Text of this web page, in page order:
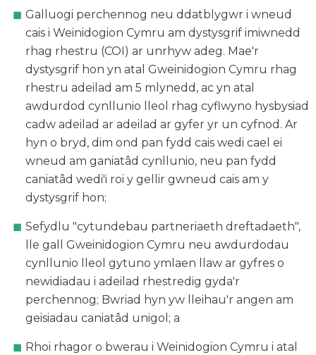
Galluogi perchennog neu ddatblygwr i wneud
cais i Weinidogion Cymru am dystysgrif imiwnedd
rhag rhestru (COI) ar unrhyw adeg. Mae'r
dystysgrif hon yn atal Gweinidogion Cymru rhag
rhestru adeilad am 5 mlynedd, ac yn atal
awdurdod cynllunio lleol rhag cyflwyno hysbysiad
cadw adeilad ar adeilad ar gyfer yr un cyfnod. Ar
hyn o bryd, dim ond pan fydd cais wedi cael ei
wneud am ganiatâd cynllunio, neu pan fydd
caniatâd wedi'i roi y gellir gwneud cais am y
dystysgrif hon;
Sefydlu "cytundebau partneriaeth dreftadaeth",
lle gall Gweinidogion Cymru neu awdurdodau
cynllunio lleol gytuno ymlaen llaw ar gyfres o
newidiadau i adeilad rhestredig gyda'r
perchennog; Bwriad hyn yw lleihau'r angen am
geisiadau caniatâd unigol; a
Rhoi rhagor o bwerau i Weinidogion Cymru i atal